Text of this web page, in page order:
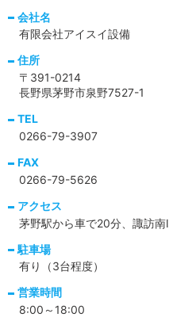
会社名
有限会社アイスイ設備
住所
〒391-0214
長野県茅野市泉野7527-1
TEL
0266-79-3907
FAX
0266-79-5626
アクセス
茅野駅から車で20分、諏訪
駐車場
有り（3台程度）
営業時間
8:00～18:00